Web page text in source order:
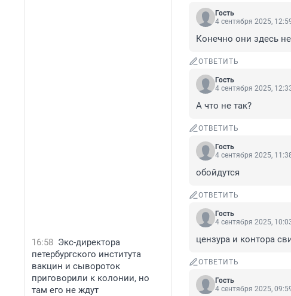
16:58 Экс-директора
петербургского института
вакцин и сывороток
приговорили к колонии, но
там его не ждут
Гость
4 сентября 2025,
Конечно они здесь
ОТВЕТИТЬ
Гость
4 сентября 2025,
А что не так?
ОТВЕТИТЬ
Гость
4 сентября 2025,
обойдутся
ОТВЕТИТЬ
Гость
4 сентября 2025,
цензура и контора
ОТВЕТИТЬ
Гость
4 сентября 2025,